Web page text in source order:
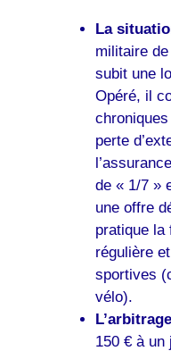
La
militaire
subit une
Opéré, il
perte
de « 1/7 »
une offre
pratique la
régulière
sportives
vélo).
150 € à un